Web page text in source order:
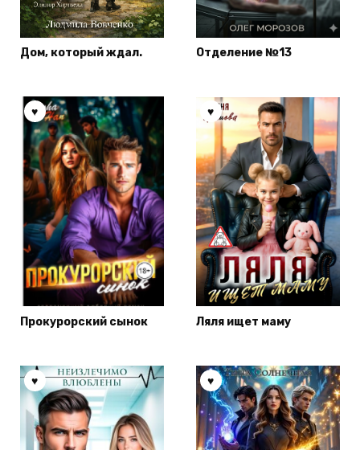
Дом, который ждал. Отделение №13
Прокурорский сынок Ляля ищет маму